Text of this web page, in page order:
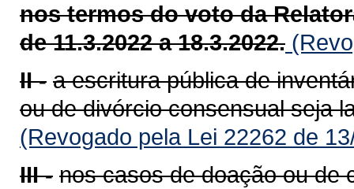
nos termos do voto da
de 11.3.2022 a 18.3.2022.
II - a escritura pública de
ou de divórcio consensual seja
(Revogado pela Lei 22262 de
III - nos casos de doação ou de